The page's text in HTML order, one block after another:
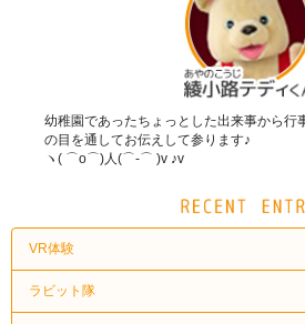
幼稚園であったちょっとした出来事から行
の目を通してお伝えして参ります♪
ヽ( ⌒o⌒)人(⌒-⌒ )v ♪v
VR体験
ラビット隊